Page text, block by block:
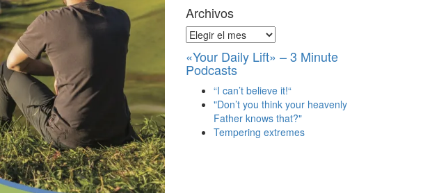
Archivos
Archivos
«Your Daily Lift» – 3 Minute
Podcasts
“I can’t believe it!“
"Don’t you think your heavenly
Father knows that?"
Tempering extremes